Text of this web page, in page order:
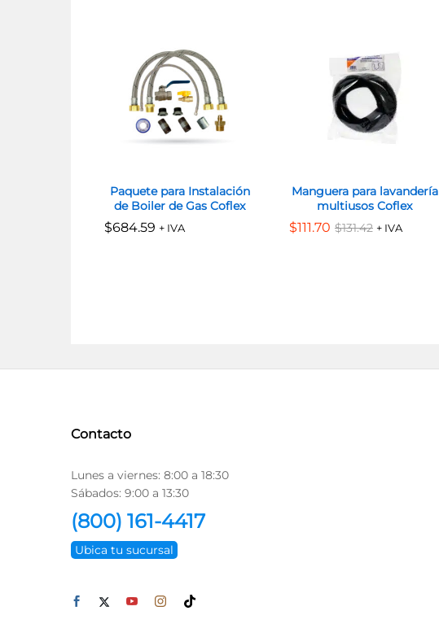
Paquete para Instalación
de Boiler de Gas Coflex
$684.59 + IVA
$684.59
Manguera para lavandería
multiusos Coflex
$111.70 $131.42 + IVA
$111.70 $131.42
Contacto
Lunes a viernes: 8:00 a 18:30
Sábados: 9:00 a 13:30
(800) 161-4417
Ubica tu sucursal